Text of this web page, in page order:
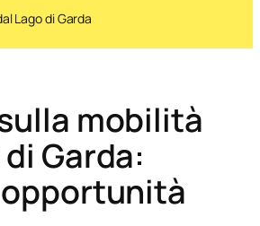
Lago di Garda
mobilità
Garda: